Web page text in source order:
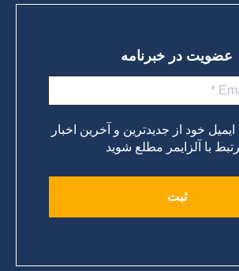
عضویت در خبرنامه
خود از جدیدترین و آخرین اخبار
با آلزایمر مطلع شوید